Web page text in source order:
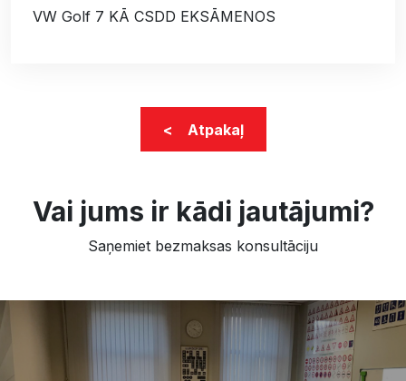
VW Golf 7 KĀ CSDD EKSĀMENOS
< Atpakaļ
Vai jums ir kādi jautājumi?
Saņemiet bezmaksas konsultāciju